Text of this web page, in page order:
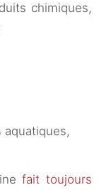
chimiques,
aquatiques,
fait toujours